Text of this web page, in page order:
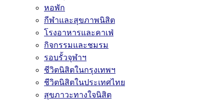
หอพัก
กีฬาและสุขภาพนิสิต
โรงอาหารและคาเฟ่
กิจกรรมและชมรม
รอบรั้วจุฬาฯ
ชีวิตนิสิตในกรุงเทพฯ
ชีวิตนิสิตในประเทศไทย
สุขภาวะทางใจนิสิต